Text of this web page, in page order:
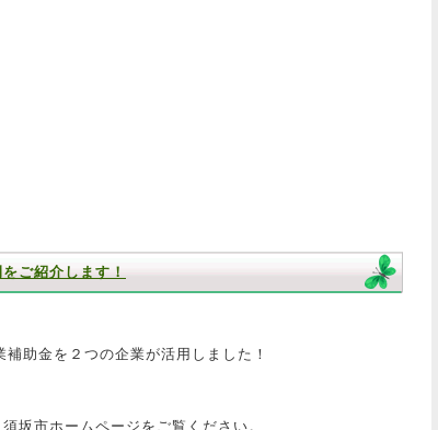
ご紹介します！
助金を２つの企業が活用しました！
坂市ホームページをご覧ください。